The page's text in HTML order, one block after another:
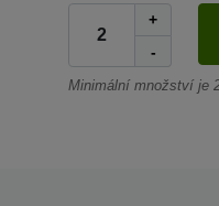
+
-
Minimální množství je